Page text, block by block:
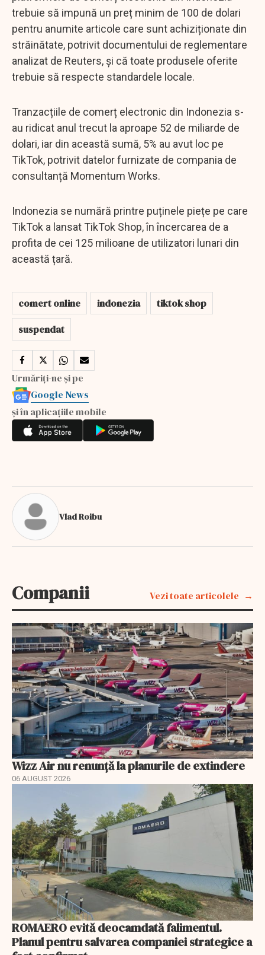
trebuie să impună un preț minim de 100 de dolari
pentru anumite articole care sunt achiziționate din
străinătate, potrivit documentului de reglementare
analizat de Reuters, și că toate produsele oferite
trebuie să respecte standardele locale.
Tranzacțiile de comerț electronic din Indonezia s-
au ridicat anul trecut la aproape 52 de miliarde de
dolari, iar din această sumă, 5% au avut loc pe
TikTok, potrivit datelor furnizate de compania de
consultanță Momentum Works.
Indonezia se numără printre puținele piețe pe care
TikTok a lansat TikTok Shop, în încercarea de a
profita de cei 125 milioane de utilizatori lunari din
această țară.
comert online indonezia
tiktok shop
suspendat
Urmăriți-ne și pe
Google News
și în aplicațiile mobile
Vlad Roibu
Companii Vezi toate articolele
Wizz Air nu renunță la planurile de extindere
06 AUGUST 2026
ROMAERO evită deocamdată falimentul.
Planul pentru salvarea companiei strategice a